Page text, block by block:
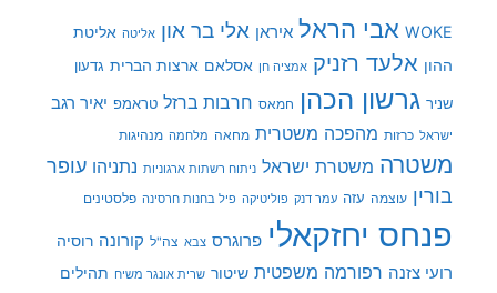
WOKE אבי הראל איראן אלי בר און אליטה אליטת
ההון אלעד רזניק אמציה חן אסלאם ארצות הברית גדעון
שניר גרשון הכהן חמאס חרבות ברזל טראמפ יאיר רגב
ישראל כרזות מהפכה משטרית מחאה מלחמה מנהיגות
משטרה משטרת ישראל ניתוח רשתות ארגוניות נתניהו עופר
בורין עוצמה עזה עמר דנק פוליטיקה פיל בחנות חרסינה פלסטינים
פנחס יחזקאלי פרוגרס צבא צה"ל קורונה רוסיה
רועי צזנה רפורמה משפטית שיטור שרית אונגר משיח תהילים